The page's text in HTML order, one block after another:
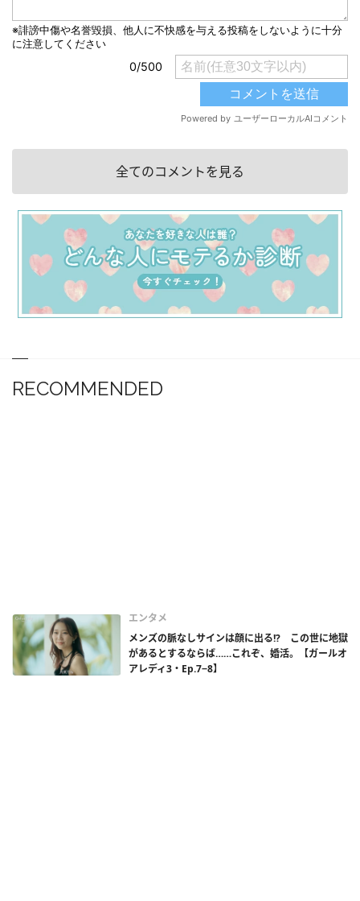
全てのコメントを見る
RECOMMENDED
エンタメ
メンズの脈なしサインは顔に出る!? この世に地獄
があるとするならば……これぞ、婚活。【ガールオ
アレディ3・Ep.7−8】